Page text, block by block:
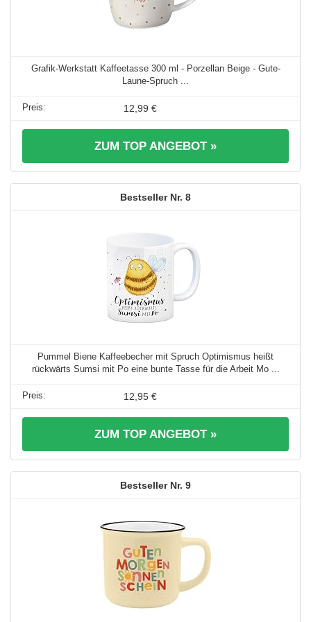
Grafik-Werkstatt Kaffeetasse 300 ml - Porzellan Beige - Gute-
Laune-Spruch ...
12,99 €
ZUM TOP ANGEBOT »
8
Pummel Biene Kaffeebecher mit Spruch Optimismus heißt
rückwärts Sumsi mit Po eine bunte Tasse für die Arbeit Mo ...
12,95 €
ZUM TOP ANGEBOT »
9